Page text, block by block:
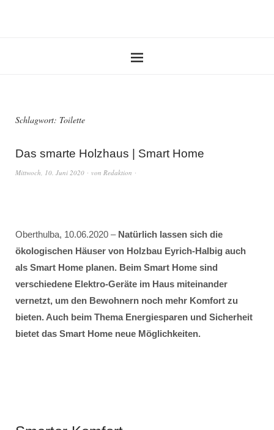
Schlagwort: Toilette
Das smarte Holzhaus | Smart Home
Mittwoch, 10. Juni 2020 von Redaktion
Oberthulba, 10.06.2020 – Natürlich lassen sich die
ökologischen Häuser von Holzbau Eyrich-Halbig auch
als Smart Home planen. Beim Smart Home sind
verschiedene Elektro-Geräte im Haus miteinander
vernetzt, um den Bewohnern noch mehr Komfort zu
bieten. Auch beim Thema Energiesparen und Sicherheit
bietet das Smart Home neue Möglichkeiten.